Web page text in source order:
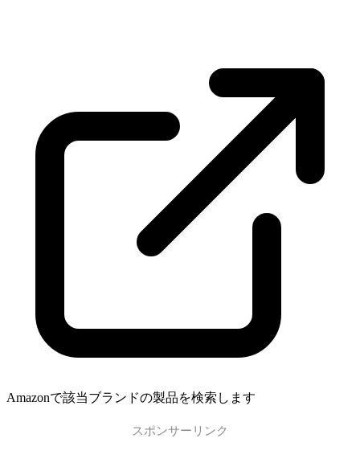
Amazonで該当ブランドの製品を検索します
スポンサーリンク